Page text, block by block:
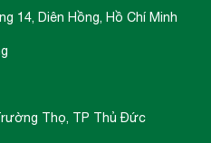
14, Diên Hồng, Hồ Chí Minh
Thọ, TP Thủ Đức